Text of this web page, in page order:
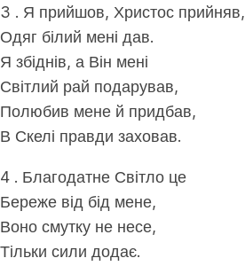
3 . Я прийшов, Христос прийняв,
Одяг білий мені дав.
Я збіднів, а Він мені
Світлий рай подарував,
Полюбив мене й придбав,
В Скелі правди заховав.
4 . Благодатне Світло це
Береже від бід мене,
Воно смутку не несе,
Тільки сили додає.